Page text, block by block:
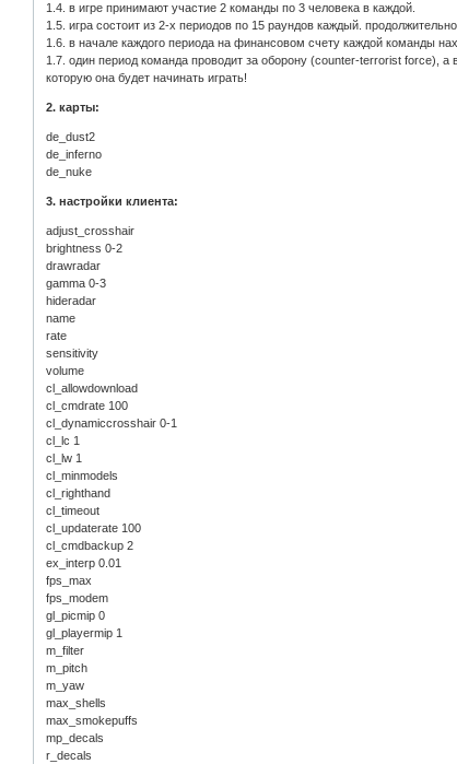
1.4. в игре принимают участие 2 команды по 3 человека в каждой.
1.5. игра состоит из 2-х периодов по 15 раундов каждый.
1.6. в начале каждого периода на финансовом счету каждой команды
1.7. один период команда проводит за оборону (counter-terrorist force), а
которую она будет начинать играть!
2. карты:
de_dust2
de_inferno
de_nuke
3. настройки клиента:
adjust_crosshair
brightness 0-2
drawradar
gamma 0-3
hideradar
name
rate
sensitivity
volume
cl_allowdownload
cl_cmdrate 100
cl_dynamiccrosshair 0-1
cl_lc 1
cl_lw 1
cl_minmodels
cl_righthand
cl_timeout
cl_updaterate 100
cl_cmdbackup 2
ex_interp 0.01
fps_max
fps_modem
gl_picmip 0
gl_playermip 1
m_filter
m_pitch
m_yaw
max_shells
max_smokepuffs
mp_decals
r_decals